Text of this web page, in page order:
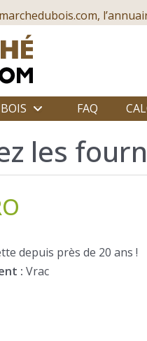
FAQ
les
depuis près de 20 ans !
: Vrac